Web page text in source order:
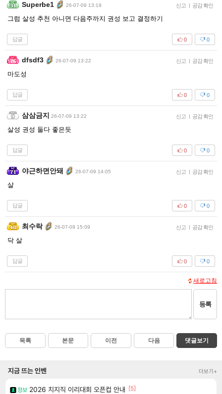
Superbe1 26-07-09 13:19 신고 | 공감 확인
그럼 살성 추천 아니면 다음주까지 권성 보고 결정하기
답글 0
0
dfsdf3 26-07-09 13:22 신고 | 공감 확인
마도성
답글 0
0
삼삼금지 26-07-09 13:22 신고 | 공감 확인
살성 권성 둘다 좋은듯
답글 0
0
야근하면안돼 26-07-09 14:05 신고 | 공감 확인
살
답글 0
0
최수락 26-07-09 15:09 신고 | 공감 확인
닥 살
답글 0
0
새로고침
등록
목록 본문 이전 다음 댓글보기
지금 뜨는 인벤 더보기+
정보 2026 치지직 이리대회 오픈컵 안내 [5]